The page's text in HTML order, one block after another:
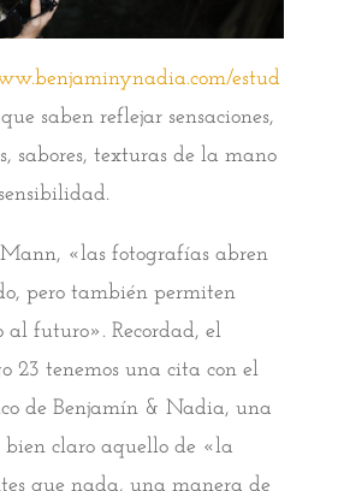
estud
saben reflejar sensaciones,
sabores, texturas de la mano
«las fotografías abren
pero también permiten
al futuro». Recordad, el
23 tenemos una cita con el
de Benjamín & Nadia, una
bien claro aquello de «la
que nada, una manera de